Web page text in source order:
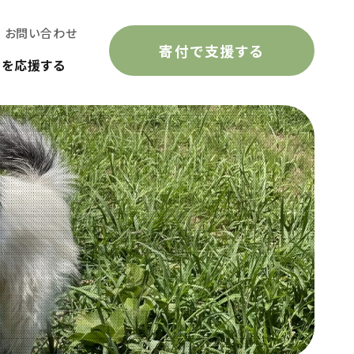
お問い合わせ
応援する
寄付で支援する